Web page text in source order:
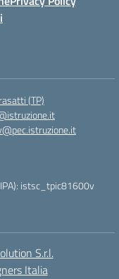
(TP)
istsc_tpic81600v
S.r.l.
Italia